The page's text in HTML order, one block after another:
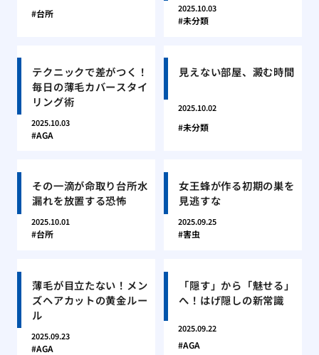
台所 2025.10.03
未分類
テクニックで差がつく！
毎日の薄毛カバースタイ
リング術
2025.10.03
AGA
見えない部屋、澱む時間
2025.10.02
未分類
その一滴が命取り台所水
漏れを放置する恐怖
2025.10.01
台所
女王蜂が作る初期の巣を
見逃すな
2025.09.25
害虫
薄毛が目立たない！メン
ズヘアカットの黄金ルー
ル
2025.09.23
AGA
「隠す」から「魅せる」
へ！はげ隠しの新常識
2025.09.22
AGA